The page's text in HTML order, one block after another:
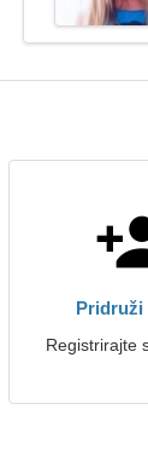
Pridruži
Registrirajte